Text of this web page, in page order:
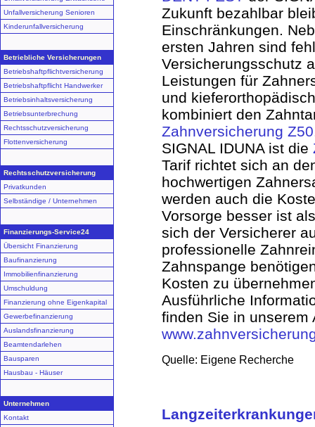
Unfallversicherung Senioren
Kinderunfallversicherung
Betriebliche Versicherungen
Betriebshaftpflichtversicherung
Betriebshaftpflicht Handwerker
Betriebsinhaltsversicherung
Betriebsunterbrechung
Rechtsschutzversicherung
Flottenversicherung
Rechtsschutzversicherung
Privatkunden
Selbständige / Unternehmen
Finanzierungs-Service24
Übersicht Finanzierung
Baufinanzierung
Immobilienfinanzierung
Umschuldung
Finanzierung ohne Eigenkapital
Gewerbefinanzierung
Auslandsfinanzierung
Beamtendarlehen
Bausparen
Hausbau - Häuser
Unternehmen
Kontakt
Zukunft bezahlbar
Einschränkungen.
ersten Jahren sind
Versicherungsschutz
Leistungen für
und
kombiniert den
Zahnversicherung Z50
SIGNAL IDUNA ist die
Tarif richtet sich an
hochwertigen
werden auch die
Vorsorge besser ist
sich der Versicherer
professionelle
Zahnspange
Kosten zu
Ausführliche
finden Sie in unserem
Quelle: Eigene Recherche